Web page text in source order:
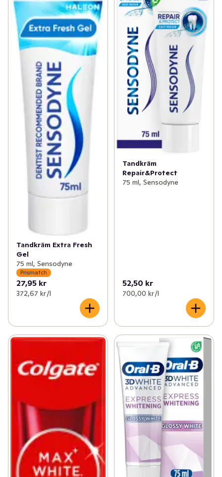
Tandkräm Extra Fresh
Gel
75 ml, Sensodyne
Prismatch
27,95 kr
372,67 kr /l
Tandkräm
Repair&Protect
75 ml, Sensodyne
52,50 kr
700,00 kr /l